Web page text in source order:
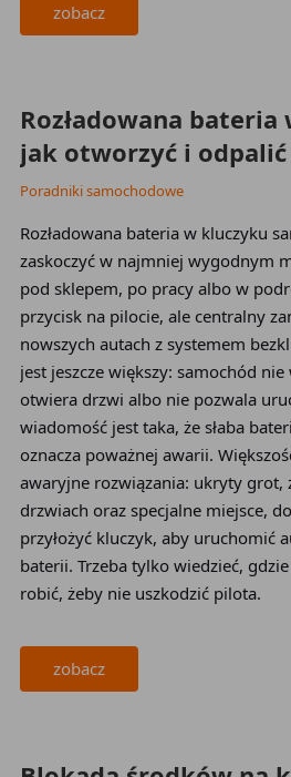
zobacz
2026-05-26
Rozładowana bateria
jak otworzyć i odpalić
Poradniki samochodowe
Rozładowana bateria w kluczyku
zaskoczyć w najmniej wygodnym
pod sklepem, po pracy albo w
przycisk na pilocie, ale centralny
nowszych autach z systemem
jest jeszcze większy: samochód
otwiera drzwi albo nie pozwala
wiadomość jest taka, że słaba
oznacza poważnej awarii.
awaryjne rozwiązania: ukryty grot,
drzwiach oraz specjalne miejsce,
przyłożyć kluczyk, aby uruchomić
baterii. Trzeba tylko wiedzieć,
robić, żeby nie uszkodzić pilota.
zobacz
2026-05-24